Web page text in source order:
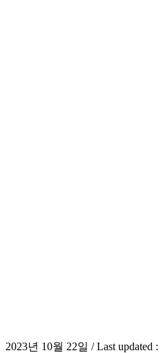
2023년 10월 22일 / Last updated :